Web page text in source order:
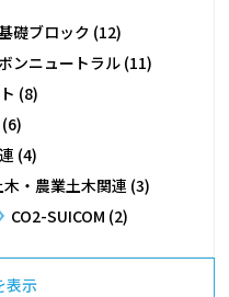
礎ブロック (12)
ンニュートラル (11)
(8)
(4)
木・農業土木関連 (3)
CO2-SUICOM (2)
表示